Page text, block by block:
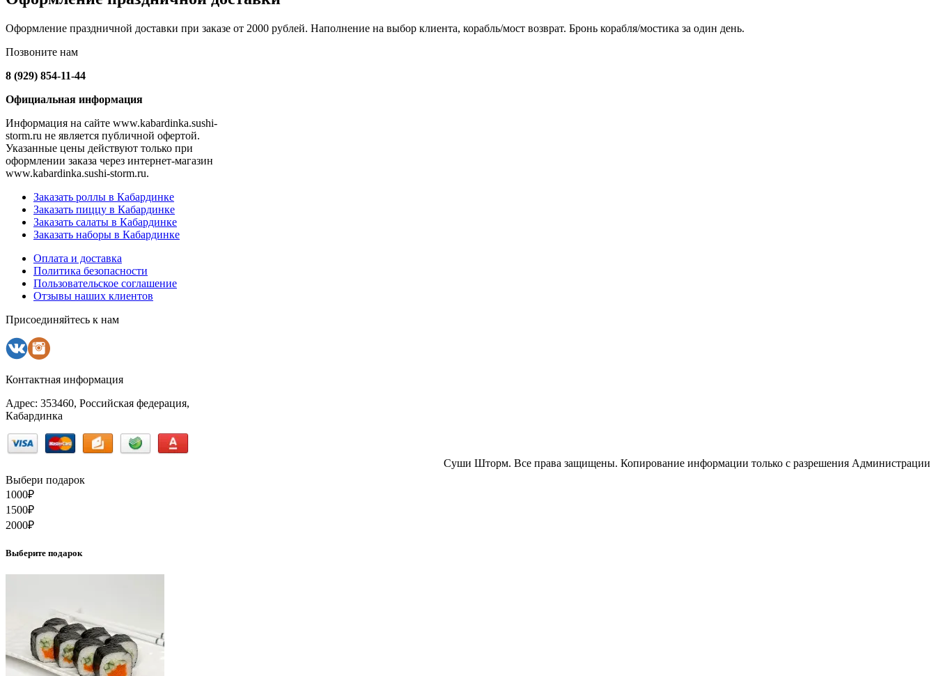
Оформление праздничной доставки при заказе от 2000 рублей. Наполнение на выбор клиента, корабль/мост возврат. Бронь корабля/мостика за один день.
Позвоните нам
8 (929) 854-11-44
Официальная информация
Информация на сайте www.kabardinka.sushi-
storm.ru не является публичной офертой.
Указанные цены действуют только при
оформлении заказа через интернет-магазин
www.kabardinka.sushi-storm.ru.
Заказать роллы в Кабардинке
Заказать пиццу в Кабардинке
Заказать салаты в Кабардинке
Заказать наборы в Кабардинке
Оплата и доставка
Политика безопасности
Пользовательское соглашение
Отзывы наших клиентов
Присоединяйтесь к нам
Контактная информация
Адрес: 353460, Российская федерация,
Кабардинка
Суши Шторм. Все права защищены. Копирование информации только с разрешения Администрации
Выбери подарок
1000₽
1500₽
2000₽
Выберите подарок